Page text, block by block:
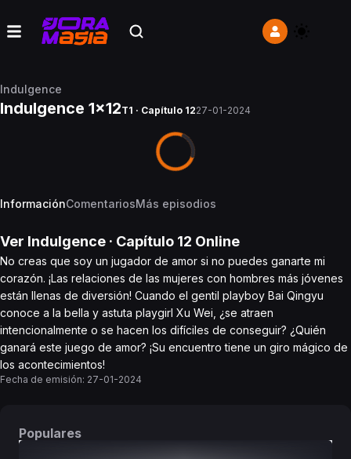
Indulgence
Indulgence 1x12T1 · Capítulo 1227-01-2024
InformaciónComentariosMás episodios
Ver Indulgence · Capítulo 12 Online
No creas que soy un jugador de amor si no puedes ganarte mi
corazón. ¡Las relaciones de las mujeres con hombres más jóvenes
están llenas de diversión! Cuando el gentil playboy Bai Qingyu
conoce a la bella y astuta playgirl Xu Wei, ¿se atraen
intencionalmente o se hacen los difíciles de conseguir? ¿Quién
ganará este juego de amor? ¡Su encuentro tiene un giro mágico de
los acontecimientos!
Fecha de emisión: 27-01-2024
Populares